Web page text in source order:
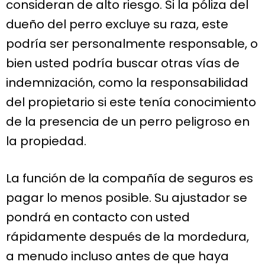
consideran de alto riesgo. Si la póliza del
dueño del perro excluye su raza, este
podría ser personalmente responsable, o
bien usted podría buscar otras vías de
indemnización, como la responsabilidad
del propietario si este tenía conocimiento
de la presencia de un perro peligroso en
la propiedad.
La función de la compañía de seguros es
pagar lo menos posible. Su ajustador se
pondrá en contacto con usted
rápidamente después de la mordedura,
a menudo incluso antes de que haya